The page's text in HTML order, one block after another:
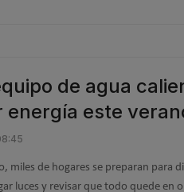
de agua
energía este
miles de hogares se preparan para
luces y revisar que todo quede en